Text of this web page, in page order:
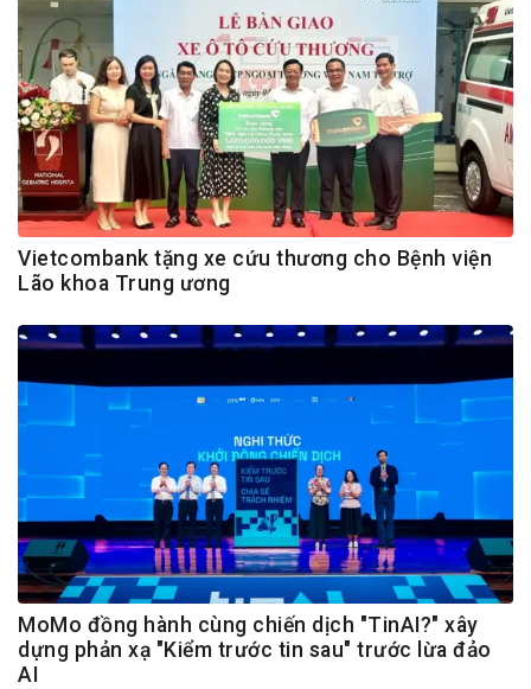
Vietcombank tặng xe cứu thương cho Bệnh viện
Lão khoa Trung ương
MoMo đồng hành cùng chiến dịch "TinAI?" xây
dựng phản xạ "Kiểm trước tin sau" trước lừa đảo
AI